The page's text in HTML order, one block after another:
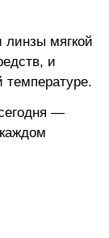
линзы мягкой
и
температуре.
—